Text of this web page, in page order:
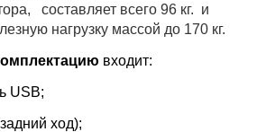
,
составляет всего 96 кг. и
нагрузку массой до 170 кг.
входит:
USB;
ход);